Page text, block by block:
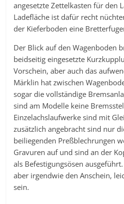
angesetzte Zettelkasten für den
Ladefläche ist dafür recht
der Kieferboden eine
Der Blick auf den Wagenboden
beidseitig eingesetzte
Vorschein, aber auch das
Märklin hat zwischen
sogar die vollständige
sind am Modelle keine
Einzelachslaufwerke sind mit
zusätzlich angebracht sind nur
beiliegenden Preßblechrungen
Gravuren auf und sind an der
als Befestigungsösen
aber irgendwie den Anschein,
sein.